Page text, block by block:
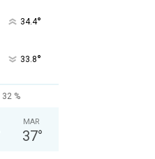
34.4°
33.8°
32 %
MAR
37°